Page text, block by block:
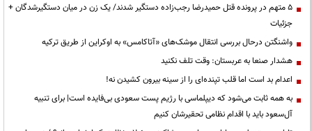
۵ متهم در پرونده قتل حمیدرضا رجب‌زاده دستگیر شدند/ یک زن در میان دستگیرشدگان +
جزئیات
واشنگتن درحال بررسی انتقال موشک‌های «آتاکامس» به اوکراین از طریق ترکیه
هشدار صنعا به عربستان: وقت تلف نکنید
اعدام بد است اما قلب تپنده‌ای را از سینه بیرون کشیدن نه!
به همه ثابت می‌شود که دیپلماسی با رژیم پست سعودی بی‌فایده است| برای تنبیه
آل‌سعود باید با اقدام نظامی تحقیرشان کنیم